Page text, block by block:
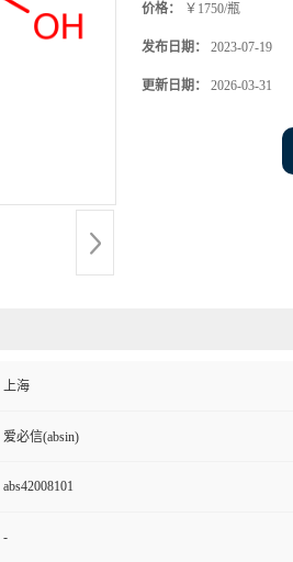
价格： ￥1750/瓶
发布日期： 2023-07-19
更新日期： 2026-03-31
上海
爱必信(absin)
abs42008101
-